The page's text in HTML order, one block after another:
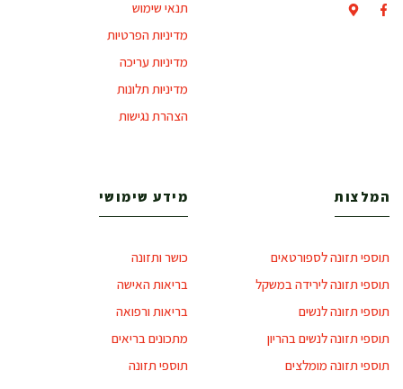
תנאי שימוש
מדיניות הפרטיות
מדיניות עריכה
מדיניות תלונות
הצהרת נגישות
המלצות
תוספי תזונה לספורטאים
תוספי תזונה לירידה במשקל
תוספי תזונה לנשים
תוספי תזונה לנשים בהריון
תוספי תזונה מומלצים
מידע שימושי
כושר ותזונה
בריאות האישה
בריאות ורפואה
מתכונים בריאים
תוספי תזונה